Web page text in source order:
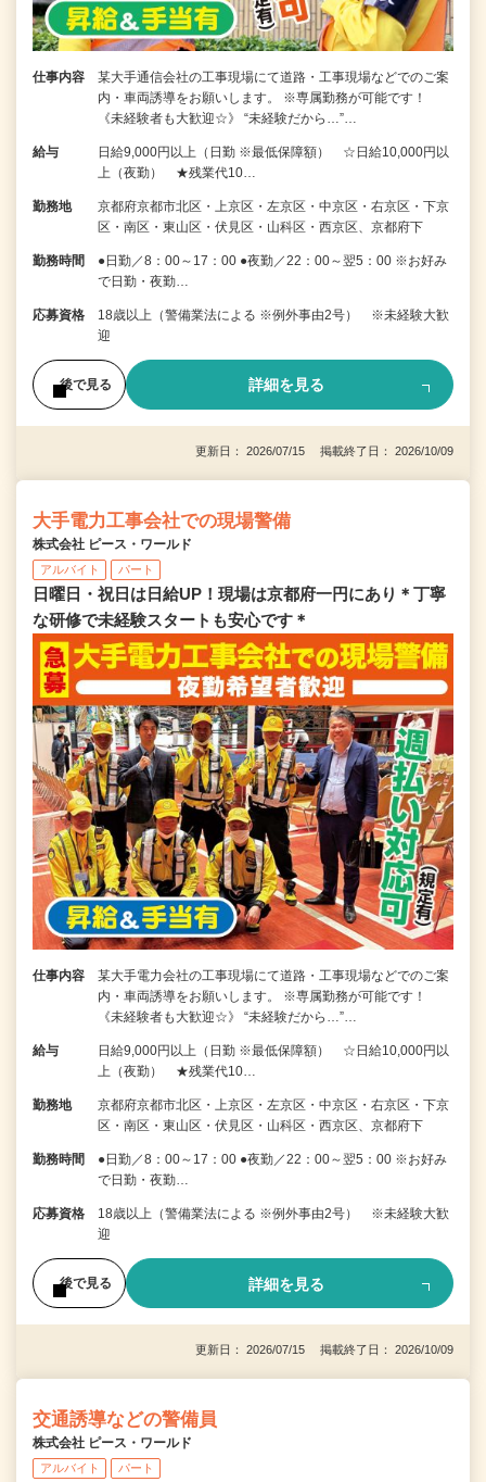
仕事内容
某大手通信会社の工事現場にて道路・工事現場などでのご案
内・車両誘導をお願いします。 ※専属勤務が可能です！
《未経験者も大歓迎☆》 “未経験だから…”…
給与
日給9,000円以上（日勤 ※最低保障額） ☆日給10,000円以
上（夜勤） ★残業代10…
勤務地
京都府京都市北区・上京区・左京区・中京区・右京区・下京
区・南区・東山区・伏見区・山科区・西京区、京都府下
勤務時間
●日勤／8：00～17：00 ●夜勤／22：00～翌5：00 ※お好み
で日勤・夜勤…
応募資格
18歳以上（警備業法による ※例外事由2号） ※未経験大歓
迎
後で見る 詳細を見る
更新日： 2026/07/15 掲載終了日： 2026/10/09
大手電力工事会社での現場警備
株式会社 ピース・ワールド
アルバイト パート
日曜日・祝日は日給UP！現場は京都府一円にあり＊丁寧
な研修で未経験スタートも安心です＊
仕事内容
某大手電力会社の工事現場にて道路・工事現場などでのご案
内・車両誘導をお願いします。 ※専属勤務が可能です！
《未経験者も大歓迎☆》 “未経験だから…”…
給与
日給9,000円以上（日勤 ※最低保障額） ☆日給10,000円以
上（夜勤） ★残業代10…
勤務地
京都府京都市北区・上京区・左京区・中京区・右京区・下京
区・南区・東山区・伏見区・山科区・西京区、京都府下
勤務時間
●日勤／8：00～17：00 ●夜勤／22：00～翌5：00 ※お好み
で日勤・夜勤…
応募資格
18歳以上（警備業法による ※例外事由2号） ※未経験大歓
迎
後で見る 詳細を見る
更新日： 2026/07/15 掲載終了日： 2026/10/09
交通誘導などの警備員
株式会社 ピース・ワールド
アルバイト パート